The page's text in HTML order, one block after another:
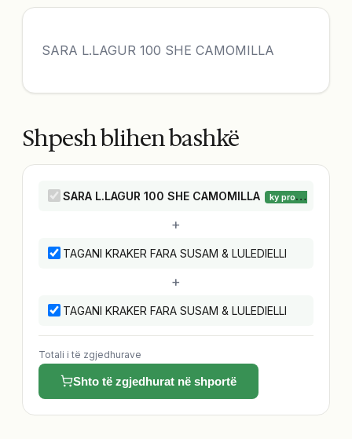
SARA L.LAGUR 100 SHE CAMOMILLA
Shpesh blihen bashkë
SARA L.LAGUR 100 SHE CAMOMILLA ky produkt
+
TAGANI KRAKER FARA SUSAM & LULEDIELLI
+
TAGANI KRAKER FARA SUSAM & LULEDIELLI
Totali i të zgjedhurave
Shto të zgjedhurat në shportë